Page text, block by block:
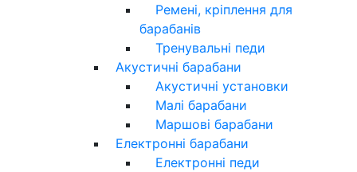
Ремені, кріплення для
барабанів
Тренувальні педи
Акустичні барабани
Акустичні установки
Малі барабани
Маршові барабани
Електронні барабани
Електронні педи